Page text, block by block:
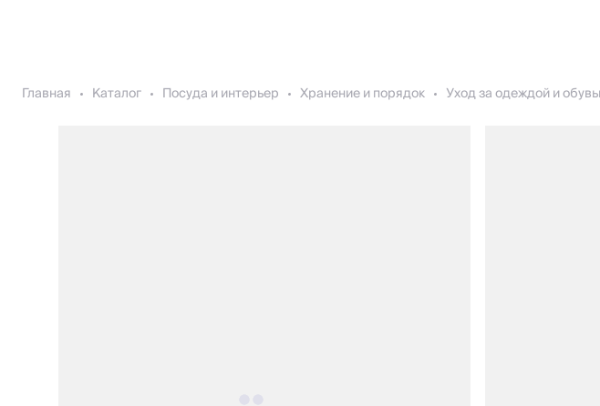
Главная Каталог Посуда и интерьер Хранение и порядок Уход за одеждой и